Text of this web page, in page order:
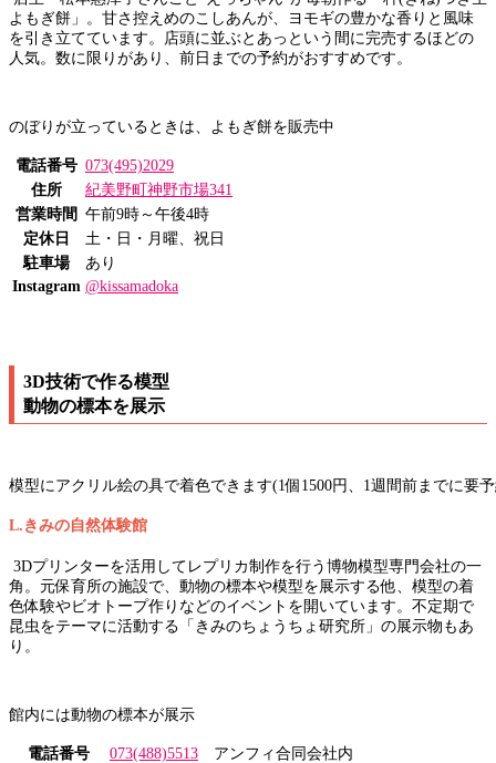
よもぎ餅」。甘さ控えめのこしあんが、ヨモギの豊かな香りと風味
を引き立てています。店頭に並ぶとあっという間に完売するほどの
人気。数に限りがあり、前日までの予約がおすすめです。
のぼりが立っているときは、よもぎ餅を販売中
電話番号 073(495)2029
住所
紀美野町神野市場341
営業時間 午前9時～午後4時
定休日
土・日・月曜、祝日
駐車場
あり
Instagram @kissamadoka
3D技術で作る模型
動物の標本を展示
模型にアクリル絵の具で着色できます(1個1500円、1週間前までに要
L.きみの自然体験館
3Dプリンターを活用してレプリカ制作を行う博物模型専門会社の一
角。元保育所の施設で、動物の標本や模型を展示する他、模型の着
色体験やビオトープ作りなどのイベントを開いています。不定期で
昆虫をテーマに活動する「きみのちょうちょ研究所」の展示物もあ
り。
館内には動物の標本が展示
電話番号 073(488)5513 アンフィ合同会社内